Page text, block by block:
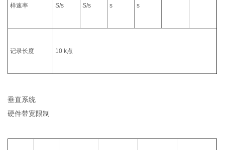
样速率 S/s S/s s s
记录长度 10 k点
垂直系统
硬件带宽限制